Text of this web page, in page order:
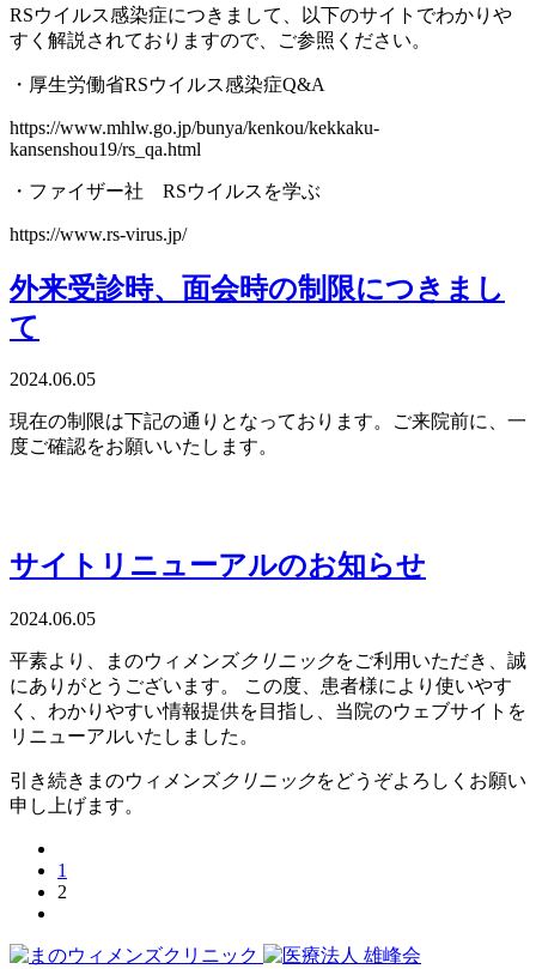
RSウイルス感染症につきまして、以下のサイトでわかりや
すく解説されておりますので、ご参照ください。
・厚生労働省RSウイルス感染症Q&A
https://www.mhlw.go.jp/bunya/kenkou/kekkaku-
kansenshou19/rs_qa.html
・ファイザー社 RSウイルスを学ぶ
https://www.rs-virus.jp/
外来受診時、面会時の制限につきまし
て
2024.06.05
現在の制限は下記の通りとなっております。ご来院前に、一
度ご確認をお願いいたします。
サイトリニューアルのお知らせ
2024.06.05
平素より、 まのウィメンズクリニックをご利用いただき、誠
にありがとうございます。 この度、患者様により使いやす
く、わかりやすい情報提供を目指し、当院のウェブサイトを
リニューアルいたしました。
引き続きまのウィメンズクリニックをどうぞよろしくお願い
申し上げます。
1
2